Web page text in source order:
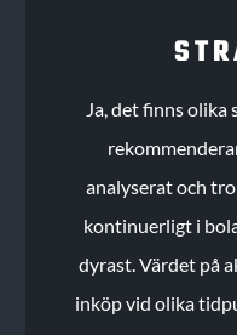
Ja, det finns olika
analyserat och
kontinuerligt i
dyrast. Värdet på
inköp vid olika